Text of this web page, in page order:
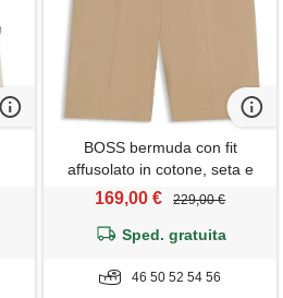
BOSS bermuda con fit
affusolato in cotone, seta e
tessuto elasticizzato, beige
169,00 € 229,00 €
Sped. gratuita
46 50 52 54 56